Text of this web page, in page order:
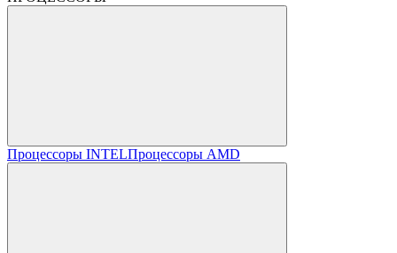
Процессоры INTELПроцессоры AMD